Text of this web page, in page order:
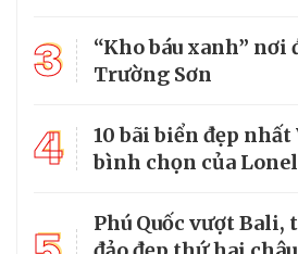
3
“Kho báu xanh” nơi
Trường Sơn
4
10 bãi biển đẹp
bình chọn của
Phú Quốc vượt